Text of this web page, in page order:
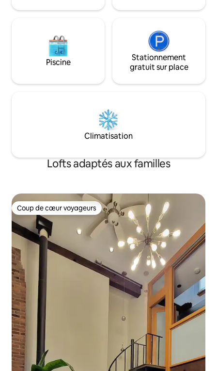
Britannique. Animaux acceptés, mais
vues. Tous les
Piscine
Stationnement
gratuit sur place
Climatisation
Lofts adaptés aux familles
Coup de cœur voyageurs
Coup de cœur voyageurs